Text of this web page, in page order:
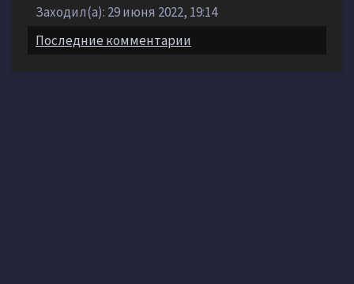
Заходил(а): 29 июня 2022, 19:14
Последние комментарии